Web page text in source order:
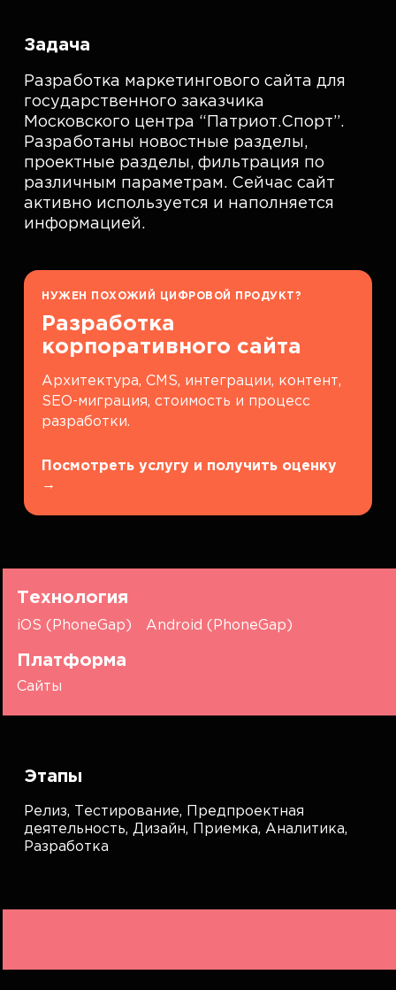
Задача
Разработка маркетингового сайта для
государственного заказчика
Московского центра “Патриот.Спорт”.
Разработаны новостные разделы,
проектные разделы, фильтрация по
различным параметрам. Сейчас сайт
активно используется и наполняется
информацией.
НУЖЕН ПОХОЖИЙ ЦИФРОВОЙ ПРОДУКТ?
Разработка
корпоративного сайта
Архитектура, CMS, интеграции, контент,
SEO-миграция, стоимость и процесс
разработки.
Посмотреть услугу и получить оценку
→
Технология
iOS (PhoneGap) Android (PhoneGap)
Платформа
Сайты
Этапы
Релиз, Тестирование,
Предпроектная
деятельность,Дизайн, Приемка,Аналитика,
Разработка